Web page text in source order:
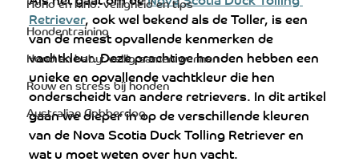
Hondentraining
Hond en baby: veilig samen wennen
Rouw en stress bij honden
Australian Cobberdog
Retriever, ook wel bekend als de Toller, is een
van de meest opvallende kenmerken de
vachtkleur. Deze prachtige honden hebben een
unieke en opvallende vachtkleur die hen
onderscheidt van andere retrievers. In dit artikel
gaan we dieper in op de verschillende kleuren
van de Nova Scotia Duck Tolling Retriever en
wat u moet weten over hun vacht.